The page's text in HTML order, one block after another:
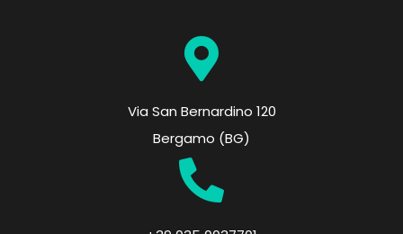
Via San Bernardino 120
Bergamo (BG)